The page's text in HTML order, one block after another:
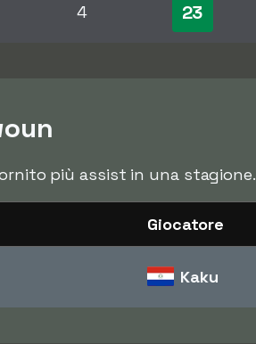
4 23
più assist in una stagione.
Giocatore
Kaku